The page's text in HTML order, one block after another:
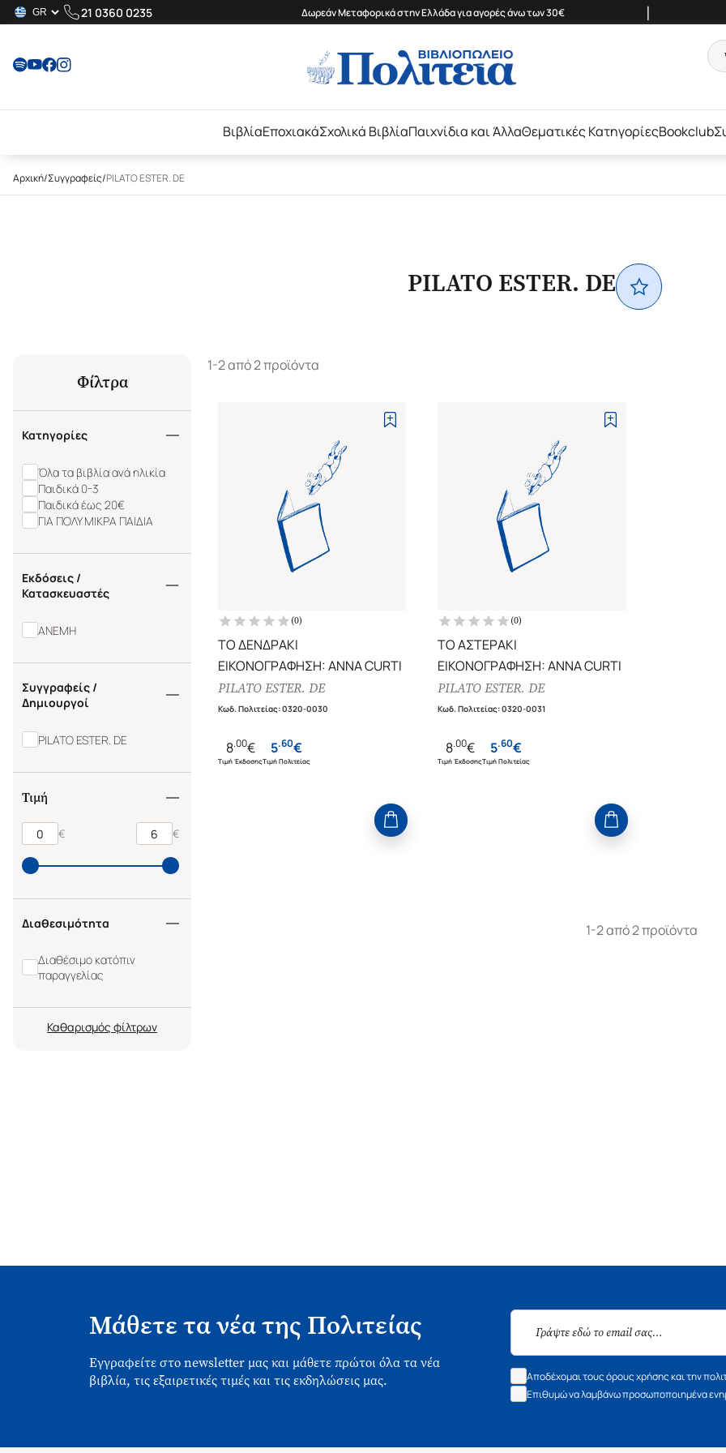
21 0360 0235 Δωρεάν Μεταφορικά στην Ελλάδα για αγορές άνω των 30€ |
ΒιβλίαΕποχιακάΣχολικά ΒιβλίαΠαιχνίδια και ΆλλαΘεματικές ΚατηγορίεςBookclub
Αρχική/Συγγραφείς/PILATO ESTER. DE
PILATO ESTER. DE
Φίλτρα
Κατηγορίες
Όλα τα βιβλία ανά ηλικία
Παιδικά 0-3
Παιδικά έως 20€
ΓΙΑ ΠΟΛΥ ΜΙΚΡΑ ΠΑΙΔΙΑ
Εκδόσεις /
Κατασκευαστές
ΑΝΕΜΗ
Συγγραφείς /
Δημιουργοί
PILATO ESTER. DE
Τιμή
€ €
Διαθεσιμότητα
Διαθέσιμο κατόπιν
παραγγελίας
Καθαρισμός
1-2 από 2 προϊόντα
(0)
ΤΟ ΔΕΝΔΡΑΚΙ
ΕΙΚΟΝΟΓΡΑΦΗΣΗ: ANNA CURTI
PILATO ESTER. DE
Κωδ. Πολιτείας:0320-0030
8.00€
Τιμή Έκδοσης
5.60€
Τιμή Πολιτείας
(0)
ΤΟ ΑΣΤΕΡΑΚΙ
ΕΙΚΟΝΟΓΡΑΦΗΣΗ: ANNA CURTI
PILATO ESTER. DE
Κωδ. Πολιτείας:0320-0031
8.00€
Τιμή Έκδοσης
5.60€
Τιμή Πολιτείας
1-2 από 2 προϊόντα
Μάθετε τα νέα της Πολιτείας
Εγγραφείτε στο newsletter μας και μάθετε πρώτοι όλα τα νέα
βιβλία, τις εξαιρετικές τιμές και τις εκδηλώσεις μας.
Αποδέχομαι τους όρους χρήσης και την
Επιθυμώ να λαμβάνω προσωποποιημένα